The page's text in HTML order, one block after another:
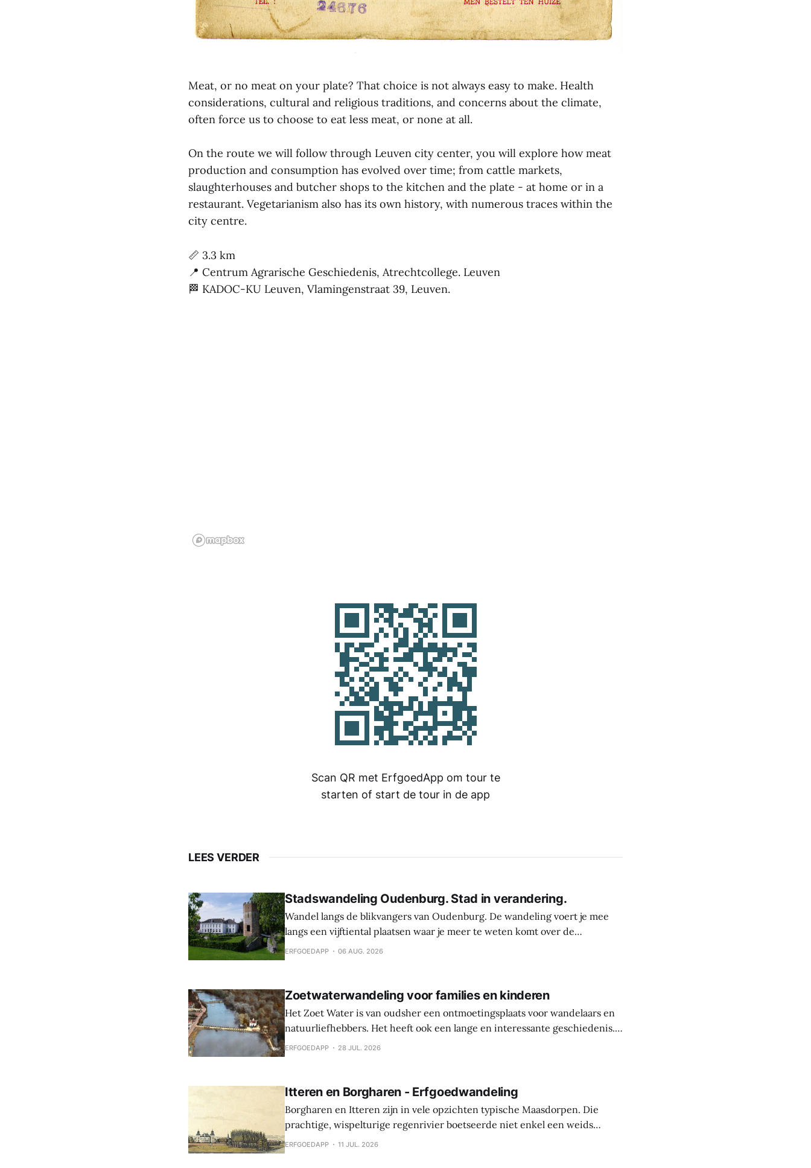
Meat, or no meat on your plate? That choice is not always easy to make. Health
considerations, cultural and religious traditions, and concerns about the climate,
often force us to choose to eat less meat, or none at all.
On the route we will follow through Leuven city center, you will explore how meat
production and consumption has evolved over time; from cattle markets,
slaughterhouses and butcher shops to the kitchen and the plate - at home or in a
restaurant. Vegetarianism also has its own history, with numerous traces within the
city centre.
📏 3.3 km
📍 Centrum Agrarische Geschiedenis, Atrechtcollege. Leuven
🏁 KADOC-KU Leuven, Vlamingenstraat 39, Leuven.
Scan QR met ErfgoedApp om tour te
starten of start de tour in de app
LEES VERDER
Stadswandeling Oudenburg. Stad in verandering.
Wandel langs de blikvangers van Oudenburg. De wandeling voert je mee
langs een vijftiental plaatsen waar je meer te weten komt over de
geschiedenis, weetjes en toekomstplannen van de bijzonderste plekken in
ERFGOEDAPP 06 AUG. 2026
Zoetwaterwandeling voor families en kinderen
Het Zoet Water is van oudsher een ontmoetingsplaats voor wandelaars en
natuurliefhebbers. Het heeft ook een lange en interessante geschiedenis.
Hier werden sporen gevonden van bewoning en landbouw uit de steentijd.
ERFGOEDAPP 28 JUL. 2026
Itteren en Borgharen - Erfgoedwandeling
Borgharen en Itteren zijn in vele opzichten typische Maasdorpen. Die
prachtige, wispelturige regenrivier boetseerde niet enkel een weids
landschap, maar gaf ook mee vorm aan de levens van de mensen die deze
ERFGOEDAPP 11 JUL. 2026